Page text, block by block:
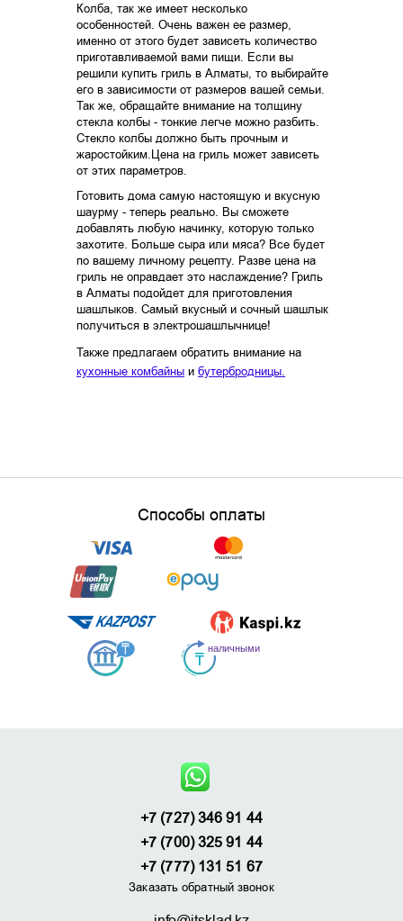
Колба, так же имеет несколько
особенностей. Очень важен ее размер,
именно от этого будет зависеть количество
приготавливаемой вами пищи. Если вы
решили купить гриль в Алматы, то выбирайте
его в зависимости от размеров вашей семьи.
Так же, обращайте внимание на толщину
стекла колбы - тонкие легче можно разбить.
Стекло колбы должно быть прочным и
жаростойким.Цена на гриль может зависеть
от этих параметров.
Готовить дома самую настоящую и вкусную
шаурму - теперь реально. Вы сможете
добавлять любую начинку, которую только
захотите. Больше сыра или мяса? Все будет
по вашему личному рецепту. Разве цена на
гриль не оправдает это наслаждение? Гриль
в Алматы подойдет для приготовления
шашлыков. Самый вкусный и сочный шашлык
получиться в электрошашлычнице!
Также предлагаем обратить внимание на
кухонные комбайны и бутербродницы.
Способы оплаты
+7 (727) 346 91 44
+7 (700) 325 91 44
+7 (777) 131 51 67
Заказать обратный звонок